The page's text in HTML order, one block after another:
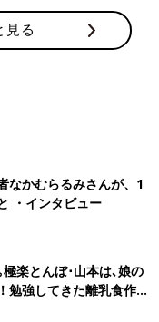
見る
なかむらるみさんが、1
・インタビュー
楽とんぼ･山本は､娘の
勉強してきた離乳食作り
･